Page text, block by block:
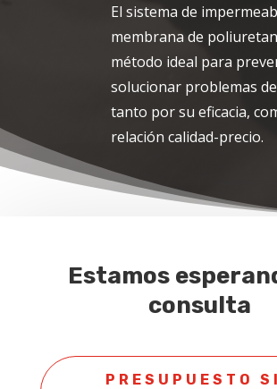
El sistema de
membrana de
método ideal para
solucionar problemas
tanto por su eficacia,
relación calidad-precio.
Estamos
consulta
PRESUPUESTO